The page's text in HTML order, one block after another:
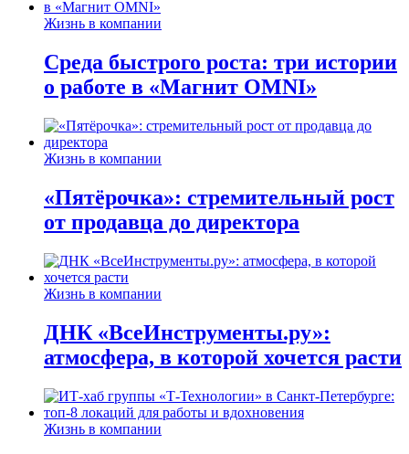
Жизнь в компании
Среда быстрого роста: три истории
о работе в «Магнит OMNI»
Жизнь в компании
«Пятёрочка»: стремительный рост
от продавца до директора
Жизнь в компании
ДНК «ВсеИнструменты.ру»:
атмосфера, в которой хочется расти
Жизнь в компании